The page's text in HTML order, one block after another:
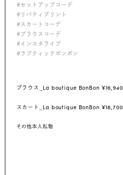
#セットアップコーデ
#リバティプリント
#スカートコーデ
#ブラウスコーデ
#インスタライブ
#ラブティックボンボン
ブラウス_ La boutique BonBon ¥16,940
スカート_ La boutique BonBon ¥18,700
その他本人私物